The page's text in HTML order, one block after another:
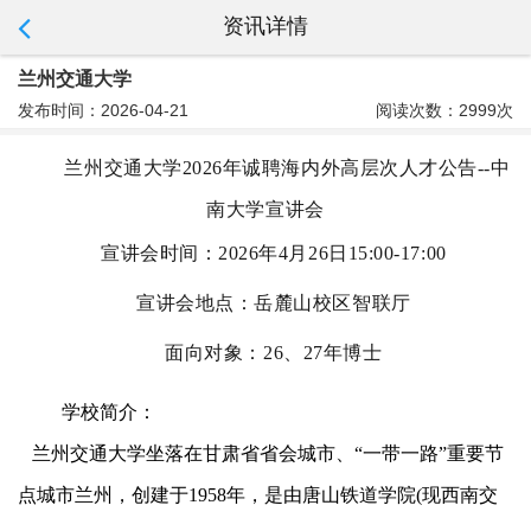
资讯详情
兰州交通大学
发布时间：2026-04-21 阅读次数：2999次
兰州交通大学2026年诚聘海内外高层次人才公告--中
南大学宣讲会
宣讲会时间：2026年4月26日15:00-17:00
宣讲会地点：岳麓山校区智联厅
面向对象：26、27年博士
学校简介：
兰州交通大学坐落在甘肃省省会城市、“一带一路”重要节
点城市兰州，创建于1958年，是由唐山铁道学院(现西南交